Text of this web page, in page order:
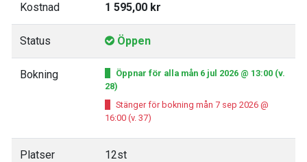
Kostnad 1 595,00 kr
Status Öppen
Bokning
Öppnar för alla mån 6 jul 2026 @ 13:00 (v.
28)
Stänger för bokning mån 7 sep 2026 @
16:00 (v. 37)
Platser 12st